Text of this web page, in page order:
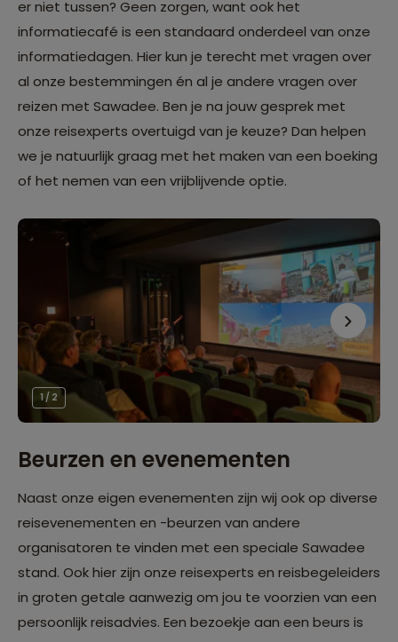
er niet tussen? Geen zorgen, want ook het
informatiecafé is een standaard onderdeel van onze
informatiedagen. Hier kun je terecht met vragen over
al onze bestemmingen én al je andere vragen over
reizen met Sawadee. Ben je na jouw gesprek met
onze reisexperts overtuigd van je keuze? Dan helpen
we je natuurlijk graag met het maken van een boeking
of het nemen van een vrijblijvende optie.
1 / 2
Beurzen en evenementen
Naast onze eigen evenementen zijn wij ook op diverse
reisevenementen en -beurzen van andere
organisatoren te vinden met een speciale Sawadee
stand. Ook hier zijn onze reisexperts en reisbegeleiders
in groten getale aanwezig om jou te voorzien van een
persoonlijk reisadvies. Een bezoekje aan een beurs is